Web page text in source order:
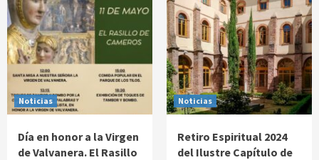
Noticias
Día en honor a la Virgen
de Valvanera. El Rasillo
Noticias
Retiro Espiritual 2024
del Ilustre Capítulo de